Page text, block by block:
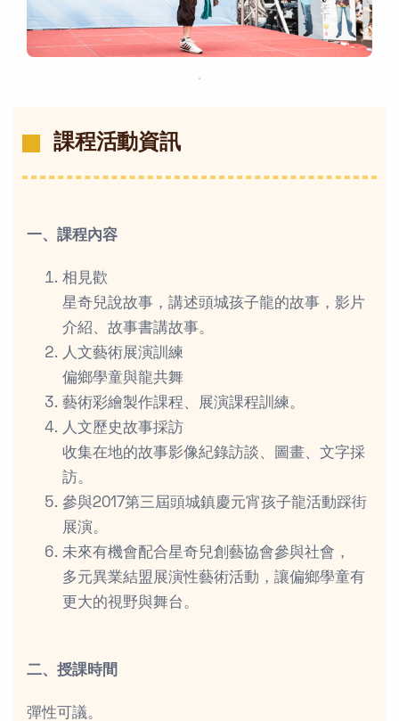
．
課程活動資訊
一、課程內容
相見歡
星奇兒說故事，講述頭城孩子龍的故事，影片
介紹、故事書講故事。
人文藝術展演訓練
偏鄉學童與龍共舞
藝術彩繪製作課程、展演課程訓練。
人文歷史故事採訪
收集在地的故事影像紀錄訪談、圖畫、文字採
訪。
參與2017第三屆頭城鎮慶元宵孩子龍活動踩街
展演。
未來有機會配合星奇兒創藝協會參與社會，
多元異業結盟展演性藝術活動，讓偏鄉學童有
更大的視野與舞台。
二、授課時間
彈性可議。